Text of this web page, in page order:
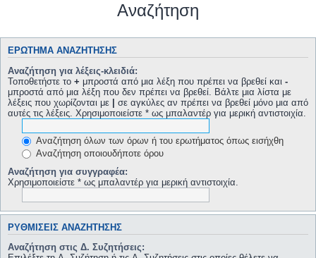
Αναζήτηση
ΕΡΏΤΗΜΑ ΑΝΑΖΉΤΗΣΗΣ
Αναζήτηση για λέξεις-κλειδιά:
Τοποθετήστε το + μπροστά από μια λέξη που πρέπει να βρεθεί και -
μπροστά από μια λέξη που δεν πρέπει να βρεθεί. Βάλτε μια λίστα με
λέξεις που χωρίζονται με | σε αγκύλες αν πρέπει να βρεθεί μόνο μια από
αυτές τις λέξεις. Χρησιμοποιείστε * ως μπαλαντέρ για μερική αντιστοιχία.
Αναζήτηση όλων των όρων ή του ερωτήματος όπως εισήχθη
Αναζήτηση οποιουδήποτε όρου
Αναζήτηση για συγγραφέα:
Χρησιμοποιείστε * ως μπαλαντέρ για μερική αντιστοιχία.
ΡΥΘΜΊΣΕΙΣ ΑΝΑΖΉΤΗΣΗΣ
Αναζήτηση στις Δ. Συζητήσεις: